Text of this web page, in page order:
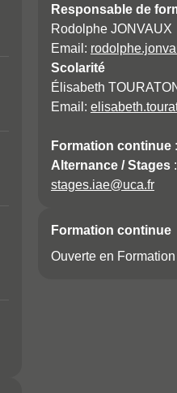
Responsable de
Rodolphe JONVAUX
Email:
Scolarité
Élisabeth
Email:
Formation continue:
Alternance / Stages:
stages.iae@uca.fr
Formation continue
Ouverte en